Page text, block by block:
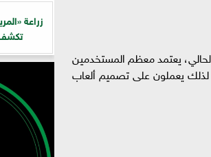
يعتمد معظم المستخدمين
يعملون على تصميم ألعاب
زراعة
تكشف